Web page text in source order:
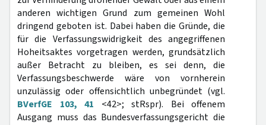
anderen wichtigen Grund zum gemeinen Wohl
dringend geboten ist. Dabei haben die Gründe, die
für die Verfassungswidrigkeit des angegriffenen
Hoheitsaktes vorgetragen werden, grundsätzlich
außer Betracht zu bleiben, es sei denn, die
Verfassungsbeschwerde wäre von vornherein
unzulässig oder offensichtlich unbegründet (vgl.
BVerfGE 103, 41 <42>; stRspr). Bei offenem
Ausgang muss das Bundesverfassungsgericht die